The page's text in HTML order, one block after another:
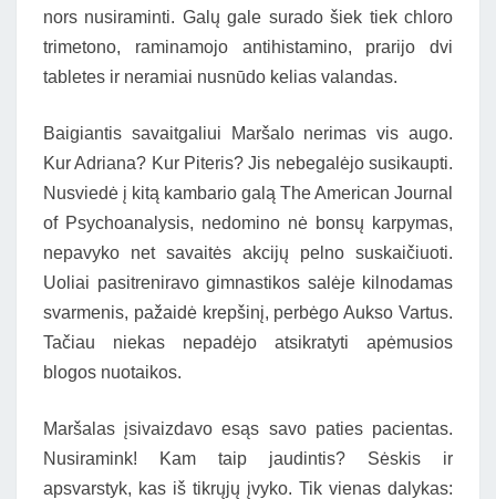
nors nusiraminti. Galų gale surado šiek tiek chloro
trimetono, raminamojo antihistamino, prarijo dvi
tabletes ir neramiai nusnūdo kelias valandas.
Baigiantis savaitgaliui Maršalo nerimas vis augo.
Kur Adriana? Kur Piteris? Jis nebegalėjo susikaupti.
Nusviedė į kitą kambario galą The American Journal
of Psychoanalysis, nedomino nė bonsų karpymas,
nepavyko net savaitės akcijų pelno suskaičiuoti.
Uoliai pasitreniravo gimnastikos salėje kilnodamas
svarmenis, pažaidė krepšinį, perbėgo Aukso Vartus.
Tačiau niekas nepadėjo atsikratyti apėmusios
blogos nuotaikos.
Maršalas įsivaizdavo esąs savo paties pacientas.
Nusiramink! Kam taip jaudintis? Sėskis ir
apsvarstyk, kas iš tikrųjų įvyko. Tik vienas dalykas: